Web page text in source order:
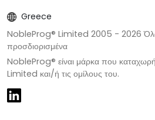
Greece
NobleProg® Limited 2005 - 2026
προσδιορισμένα
NobleProg® είναι μάρκα που
Limited και/ή τις ομίλους του.